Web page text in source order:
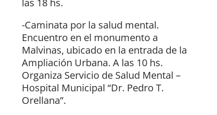
-Caminata por la salud mental.
Encuentro en el monumento a
Malvinas, ubicado en la entrada de la
Ampliación Urbana. A las 10 hs.
Organiza Servicio de Salud Mental –
Hospital Municipal “Dr. Pedro T.
Orellana”.